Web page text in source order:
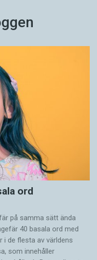
ord
på samma sätt ända
40 basala ord med
i de flesta av världens
som innehåller